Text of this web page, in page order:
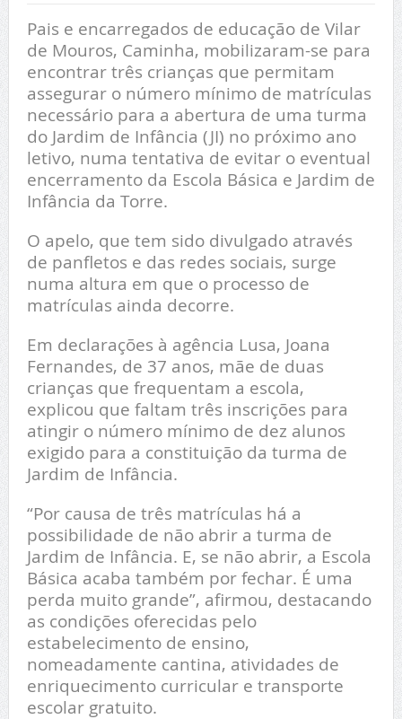
Pais e encarregados de educação de Vilar
de Mouros, Caminha, mobilizaram-se para
encontrar três crianças que permitam
assegurar o número mínimo de matrículas
necessário para a abertura de uma turma
do Jardim de Infância (JI) no próximo ano
letivo, numa tentativa de evitar o eventual
encerramento da Escola Básica e Jardim de
Infância da Torre.
O apelo, que tem sido divulgado através
de panfletos e das redes sociais, surge
numa altura em que o processo de
matrículas ainda decorre.
Em declarações à agência Lusa, Joana
Fernandes, de 37 anos, mãe de duas
crianças que frequentam a escola,
explicou que faltam três inscrições para
atingir o número mínimo de dez alunos
exigido para a constituição da turma de
Jardim de Infância.
“Por causa de três matrículas há a
possibilidade de não abrir a turma de
Jardim de Infância. E, se não abrir, a Escola
Básica acaba também por fechar. É uma
perda muito grande”, afirmou, destacando
as condições oferecidas pelo
estabelecimento de ensino,
nomeadamente cantina, atividades de
enriquecimento curricular e transporte
escolar gratuito.